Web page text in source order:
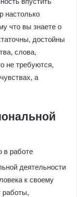
настолько
что вы знаете о
достойны
слова,
не требуются,
а
деятельности
к своему
работы,